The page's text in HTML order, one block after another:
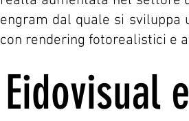
engram dal quale si sviluppa
con rendering fotorealistici e
Eidovisual